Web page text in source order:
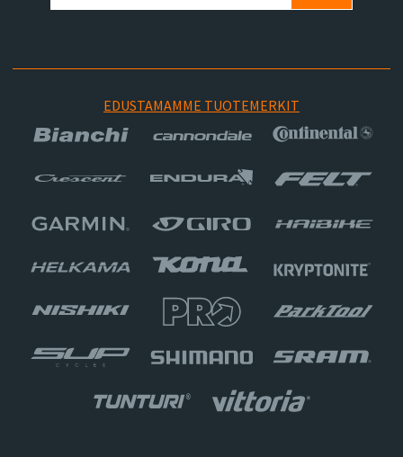
EDUSTAMAMME TUOTEMERKIT